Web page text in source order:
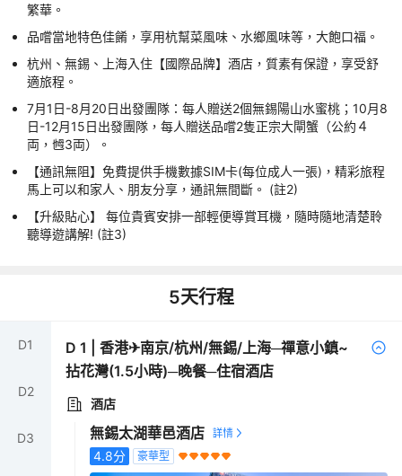
繁華。
品嚐當地特色佳餚，享用杭幫菜風味、水鄉風味等，大飽口福。
杭州、無錫、上海入住【國際品牌】酒店，質素有保證，享受舒
適旅程。
7月1日-8月20日出發團隊：每人贈送2個無錫陽山水蜜桃；10月8
日-12月15日出發團隊，每人贈送品嚐2隻正宗大閘蟹（公約４
両，乸3両）。
【通訊無阻】免費提供手機數據SIM卡(每位成人一張)，精彩旅程
馬上可以和家人、朋友分享，通訊無間斷。 (註2)
【升級貼心】 每位貴賓安排一部輕便導賞耳機，隨時隨地清楚聆
聽導遊講解! (註3)
5天行程
D1
D2
D3
D1 |香港✈南京/杭州/無錫/上海─禪意小鎮~
拈花灣(1.5小時)─晚餐─住宿酒店
酒店
無錫太湖華邑酒店
4.8分 豪華型